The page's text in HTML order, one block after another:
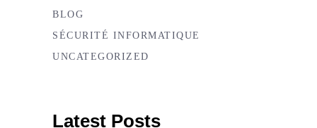
BLOG
SÉCURITÉ INFORMATIQUE
UNCATEGORIZED
Latest Posts